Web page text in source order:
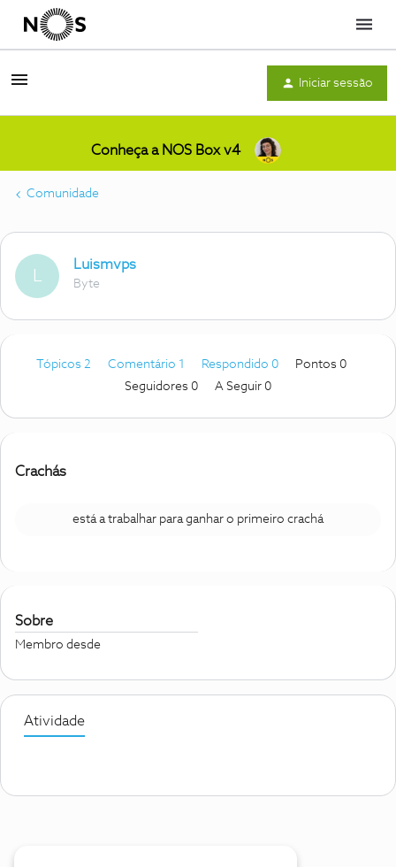
Menu
Iniciar sessão
Conheça a NOS Box v4
Comunidade
L
Luismvps
Byte
Tópicos 2 Comentário 1 Respondido 0
Pontos 0
Seguidores 0 A Seguir 0
Crachás
está a trabalhar para ganhar o primeiro crachá
Sobre
Membro desde
Atividade